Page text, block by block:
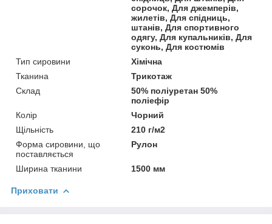
сорочок, Для джемперів,
жилетів, Для спідниць,
штанів, Для спортивного
одягу, Для купальників, Для
суконь, Для костюмів
Тип сировини
Хімічна
Тканина
Трикотаж
Склад
50% поліуретан 50%
поліефір
Колір
Чорний
Щільність
210 г/м2
Форма сировини, що
поставляється
Рулон
Ширина тканини 1500 мм
Приховати